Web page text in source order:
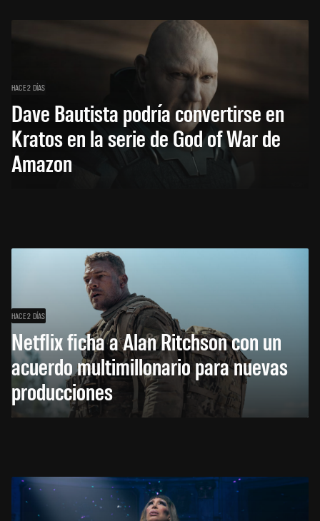
HACE 2 DÍAS
Dave Bautista podría convertirse en
Kratos en la serie de God of War de
Amazon
HACE 2 DÍAS
Netflix ficha a Alan Ritchson con un
acuerdo multimillonario para nuevas
producciones